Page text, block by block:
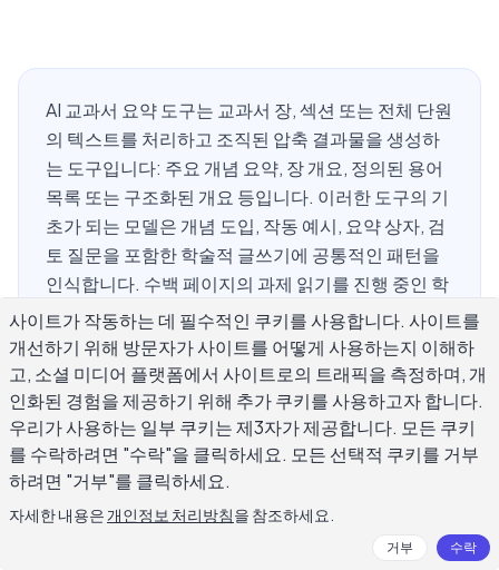
AI 교과서 요약 도구는 교과서 장, 섹션 또는 전체 단원
의 텍스트를 처리하고 조직된 압축 결과물을 생성하
는 도구입니다: 주요 개념 요약, 장 개요, 정의된 용어
목록 또는 구조화된 개요 등입니다. 이러한 도구의 기
초가 되는 모델은 개념 도입, 작동 예시, 요약 상자, 검
토 질문을 포함한 학술적 글쓰기에 공통적인 패턴을
인식합니다. 수백 페이지의 과제 읽기를 진행 중인 학
생, 중간고사 전에 복습 중인 학생, 또는 여러 강의를
동시에 따라가려고 하는 학생의 경우, AI 교과서 요약
도구는 읽기에서 이해까지의 시간을 크게 단축할 수
있습니다. 이 가이드는 이 도구들이 어떻게 작동하는
지, 어디서 안정적으로 작동하는지, 어디서 부족한지,
그리고 학습 자체를 건너뛰는 지름길이 아닌 공부의
동반자로 사용하는 방법을 다룹니다.
사이트가 작동하는 데 필수적인 쿠키를 사용합니다. 사이트를
개선하기 위해 방문자가 사이트를 어떻게 사용하는지 이해하
고, 소셜 미디어 플랫폼에서 사이트로의 트래픽을 측정하며, 개
인화된 경험을 제공하기 위해 추가 쿠키를 사용하고자 합니다.
우리가 사용하는 일부 쿠키는 제3자가 제공합니다. 모든 쿠키
를 수락하려면 "수락"을 클릭하세요. 모든 선택적 쿠키를 거부
하려면 "거부"를 클릭하세요.
자세한 내용은 개인정보 처리방침을 참조하세요.
거부 수락